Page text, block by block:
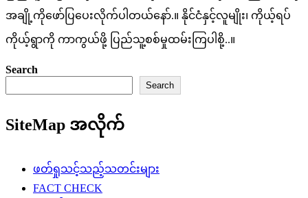
အချို့ကိုဖော်ပြပေးလိုက်ပါတယ်နော်.။ နိုင်ငံနှင့်လူမျိုး၊ ကိုယ့်ရပ်
ကိုယ့်ရွာကို ကာကွယ်ဖို့ ပြည်သူ့စစ်မှုထမ်းကြပါစို့..။
Search
Search
SiteMap အလိုက်
ဖတ်ရှုသင့်သည့်သတင်းများ
FACT CHECK